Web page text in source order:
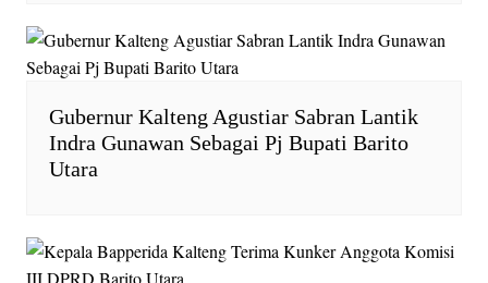
Gubernur Kalteng Agustiar Sabran Lantik
Indra Gunawan Sebagai Pj Bupati Barito
Utara